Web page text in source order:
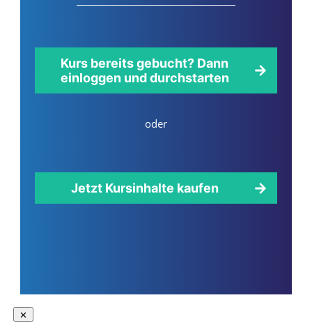
Kurs bereits gebucht? Dann
einloggen und durchstarten
oder
Jetzt Kursinhalte kaufen